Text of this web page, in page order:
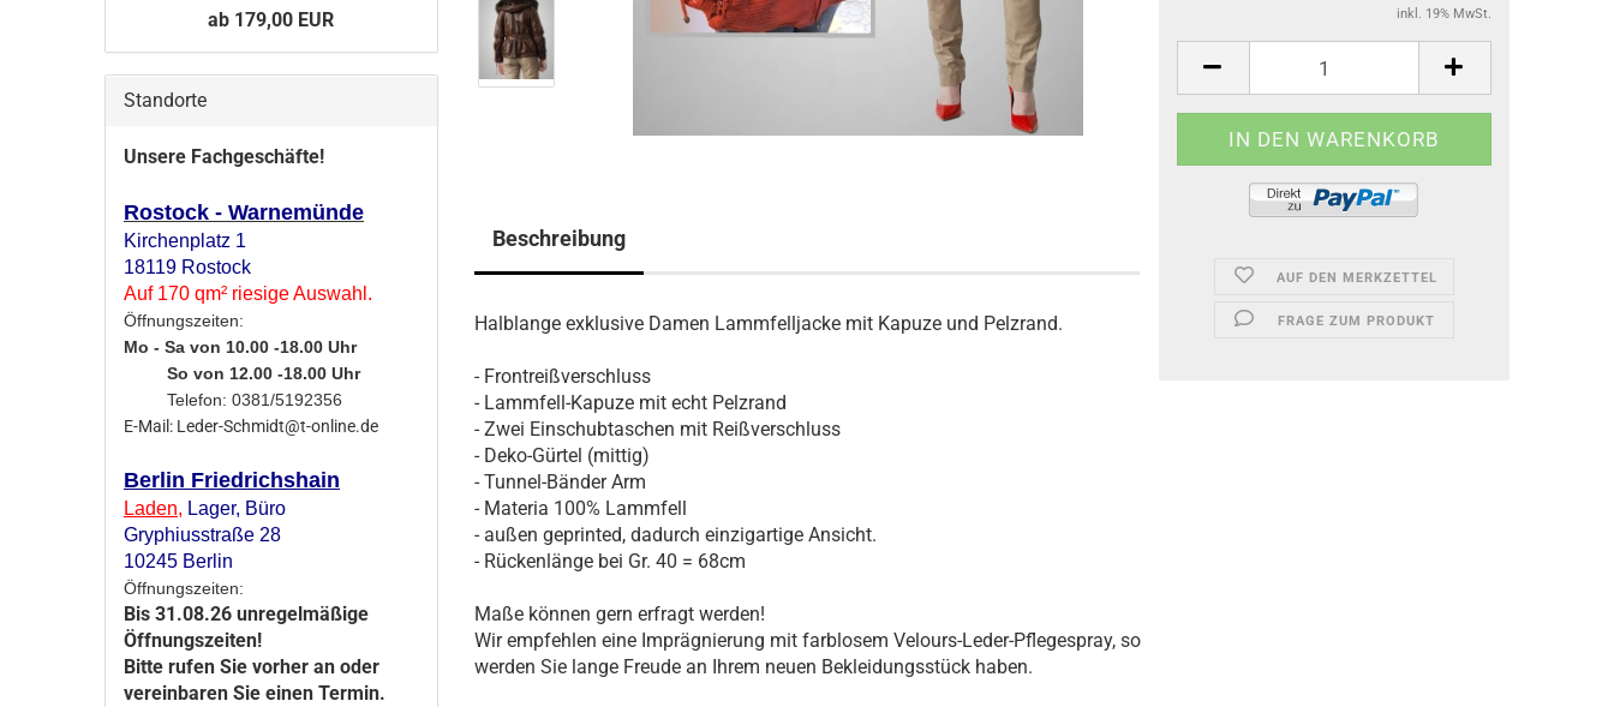
inkl. 19% MwSt.
AUF DEN MERKZETTEL
FRAGE ZUM PRODUKT
Beschreibung
Halblange exklusive Damen Lammfelljacke mit Kapuze und Pelzrand.
- Frontreißverschluss
- Lammfell-Kapuze mit echt Pelzrand
- Zwei Einschubtaschen mit Reißverschluss
- Deko-Gürtel (mittig)
- Tunnel-Bänder Arm
- Materia 100% Lammfell
- außen geprinted, dadurch einzigartige Ansicht.
- Rückenlänge bei Gr. 40 = 68cm
Maße können gern erfragt werden!
Wir empfehlen eine Imprägnierung mit farblosem Velours-Leder-Pflegespray, so
werden Sie lange Freude an Ihrem neuen Bekleidungsstück haben.
ab 179,00 EUR
Standorte
Unsere Fachgeschäfte!
Rostock - Warnemünde
Kirchenplatz 1
18119 Rostock
Auf 170 qm² riesige Auswahl.
Öffnungszeiten:
Mo - Sa von 10.00 -18.00 Uhr
So von 12.00 -18.00 Uhr
Telefon: 0381/5192356
E-Mail: Leder-Schmidt@t-online.de
Berlin Friedrichshain
Laden, Lager, Büro
Gryphiusstraße 28
10245 Berlin
Öffnungszeiten:
Bis 31.08.26 unregelmäßige
Öffnungszeiten!
Bitte rufen Sie vorher an oder
vereinbaren Sie einen Termin.